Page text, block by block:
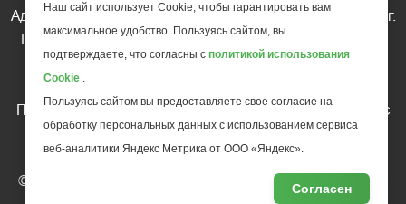
Адрес редакции: 185035 Россия, Республика Карелия, г.
Петрозаводск, ул. Фридриха Энгельса д.10, офис 211
Телефон редакции: +7 (499) 685-10-45
Перепечатка материалов газеты допускается только c
письменного разрешения редакции
Ссылка на «Газету педагогов» обязательна.
© АНО ДПО "Инновационный образовательный центр
Наш сайт использует Cookie, чтобы гарантировать вам
максимальное удобство. Пользуясь сайтом, вы
подтверждаете, что согласны с политикой использования
Cookie .
Пользуясь сайтом вы предоставляете свое согласие на
обработку персональных данных с использованием сервиса
веб-аналитики Яндекс Метрика от ООО «Яндекс».
Согласен